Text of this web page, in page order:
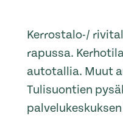
Kerrostalo-/
rapussa.
autotallia. Muut
Tulisuontien